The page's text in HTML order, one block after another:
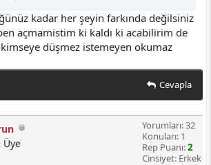
kadar her şeyin farkında değilsiniz
açmamistim ki kaldı ki acabilirim de
düşmez istemeyen okumaz
Cevapla
Üye
Yorumları: 32
Konuları: 1
Rep Puanı:2
Cinsiyet: Erkek